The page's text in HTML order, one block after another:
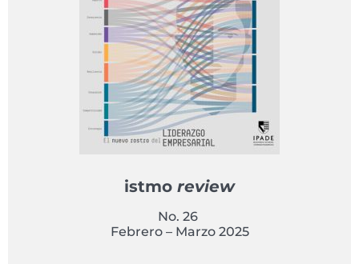
istmo review
No. 26
Febrero – Marzo 2025